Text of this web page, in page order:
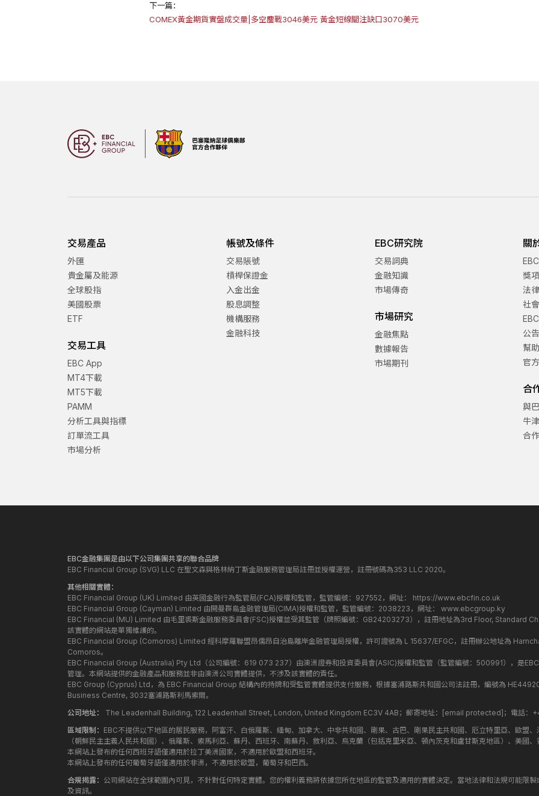
下一篇：
COMEX黃金期貨實盤成交量|多空鏖戰3046美元 黃金短線關注缺口3070美元
交易產品
外匯
貴金屬及能源
全球股指
美國股票
ETF
交易工具
EBC App
MT4下載
MT5下載
PAMM
分析工具與指標
訂單流工具
市場分析
帳號及條件
交易賬號
槓桿保證金
入金出金
股息調整
機構服務
金融科技
EBC研究院
交易詞典
金融知識
市場傳奇
市場研究
金融焦點
數據報告
市場期刊
關
獎
法
社
公
幫
官
合
與
牛
合
EBC金融集團是由以下公司集團共享的聯合品牌
EBC Financial Group (SVG) LLC 在聖文森與格林納丁斯金融服務管理局註冊並授權運營，註冊號碼為353 LLC 2020。
其他相關實體：
EBC Financial Group (UK) Limited 由英國金融行為監管局(FCA)授權和監管，監管編號：927552，網址： https://www.ebcfin.co.uk
EBC Financial Group (Cayman) Limited 由開曼群島金融管理局(CIMA)授權和監管，監管編號：2038223，網址： www.ebcgroup.ky
EBC Financial (MU) Limited 由毛里裘斯金融服務委員會(FSC)授權並受其監管（牌照編號：GB24203273），註冊地址為3rd Floor, Standard
該實體的網站是單獨維護的。
EBC Financial Group (Comoros) Limited 經科摩羅聯盟昂儒昂自治島離岸金融管理局授權，許可證號為 L 15637/EFGC，註冊辦公地址為
Comoros。
EBC Financial Group (Australia) Pty Ltd（公司編號：619 073 237）由澳洲證券和投資委員會(ASIC)授權和監管（監管編號：500991），是
管理。本網站提供的金融產品和服務並非由澳洲公司實體提供，不涉及該實體的責任。
EBC Group (Cyprus) Ltd，為 EBC Financial Group 結構內的持牌和受監管實體提供支付服務，根據塞浦路斯共和國公司法註冊，編號為
Business Centre, 3032塞浦路斯利馬索爾。
公司地址： The Leadenhall Building, 122 Leadenhall Street, London, United Kingdom EC3V 4AB；郵寄地址： [email protected] ；電話：
區域限制： EBC不提供以下地區的居民服務，阿富汗、白俄羅斯、緬甸、加拿大、中非共和國、剛果、古巴、剛果民主共和國、厄立特里亞、歐盟
（朝鮮民主主義人民共和國）、俄羅斯、索馬利亞、蘇丹、西班牙、南蘇丹、敘利亞、烏克蘭（包括克里米亞、頓內茨克和盧甘斯克地區）、美國
本網站上發布的任何西班牙語僅適用於拉丁美洲國家，不適用於歐盟和西班牙。
本網站上發布的任何葡萄牙語僅適用於非洲，不適用於歐盟，葡萄牙和巴西。
合規揭露： 公司網站在全球範圍內可見，不針對任何特定實體。您的權利義務將依據您所在地區的監管及適用的實體決定。當地法律和法規可能限
及資訊。